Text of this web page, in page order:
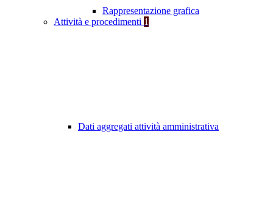
Rappresentazione grafica
Attività e procedimenti 1
Dati aggregati attività amministrativa